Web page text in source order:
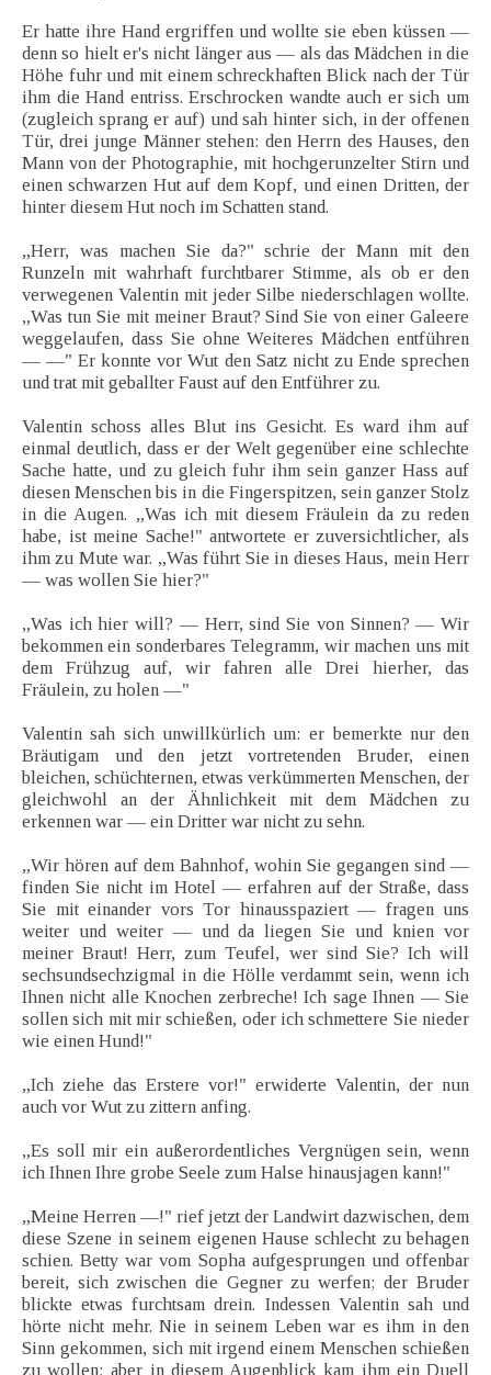
Er hatte ihre Hand ergriffen und wollte sie eben küssen —
denn so hielt er's nicht länger aus — als das Mädchen in die
Höhe fuhr und mit einem schreckhaften Blick nach der Tür
ihm die Hand entriss. Erschrocken wandte auch er sich um
(zugleich sprang er auf) und sah hinter sich, in der offenen
Tür, drei junge Männer stehen: den Herrn des Hauses, den
Mann von der Photographie, mit hochgerunzelter Stirn und
einen schwarzen Hut auf dem Kopf, und einen Dritten, der
hinter diesem Hut noch im Schatten stand.
„Herr, was machen Sie da?" schrie der Mann mit den
Runzeln mit wahrhaft furchtbarer Stimme, als ob er den
verwegenen Valentin mit jeder Silbe niederschlagen wollte.
„Was tun Sie mit meiner Braut? Sind Sie von einer Galeere
weggelaufen, dass Sie ohne Weiteres Mädchen entführen
— —" Er konnte vor Wut den Satz nicht zu Ende sprechen
und trat mit geballter Faust auf den Entführer zu.
Valentin schoss alles Blut ins Gesicht. Es ward ihm auf
einmal deutlich, dass er der Welt gegenüber eine schlechte
Sache hatte, und zu gleich fuhr ihm sein ganzer Hass auf
diesen Menschen bis in die Fingerspitzen, sein ganzer Stolz
in die Augen. „Was ich mit diesem Fräulein da zu reden
habe, ist meine Sache!" antwortete er zuversichtlicher, als
ihm zu Mute war. „Was führt Sie in dieses Haus, mein Herr
— was wollen Sie hier?"
„Was ich hier will? — Herr, sind Sie von Sinnen? — Wir
bekommen ein sonderbares Telegramm, wir machen uns mit
dem Frühzug auf, wir fahren alle Drei hierher, das
Fräulein, zu holen —"
Valentin sah sich unwillkürlich um: er bemerkte nur den
Bräutigam und den jetzt vortretenden Bruder, einen
bleichen, schüchternen, etwas verkümmerten Menschen, der
gleichwohl an der Ähnlichkeit mit dem Mädchen zu
erkennen war — ein Dritter war nicht zu sehn.
„Wir hören auf dem Bahnhof, wohin Sie gegangen sind —
finden Sie nicht im Hotel — erfahren auf der Straße, dass
Sie mit einander vors Tor hinausspaziert — fragen uns
weiter und weiter — und da liegen Sie und knien vor
meiner Braut! Herr, zum Teufel, wer sind Sie? Ich will
sechsundsechzigmal in die Hölle verdammt sein, wenn ich
Ihnen nicht alle Knochen zerbreche! Ich sage Ihnen — Sie
sollen sich mit mir schießen, oder ich schmettere Sie nieder
wie einen Hund!"
„Ich ziehe das Erstere vor!" erwiderte Valentin, der nun
auch vor Wut zu zittern anfing.
„Es soll mir ein außerordentliches Vergnügen sein, wenn
ich Ihnen Ihre grobe Seele zum Halse hinausjagen kann!"
„Meine Herren —!" rief jetzt der Landwirt dazwischen, dem
diese Szene in seinem eigenen Hause schlecht zu behagen
schien. Betty war vom Sopha aufgesprungen und offenbar
bereit, sich zwischen die Gegner zu werfen; der Bruder
blickte etwas furchtsam drein. Indessen Valentin sah und
hörte nicht mehr. Nie in seinem Leben war es ihm in den
Sinn gekommen, sich mit irgend einem Menschen schießen
zu wollen; aber in diesem Augenblick kam ihm ein Duell